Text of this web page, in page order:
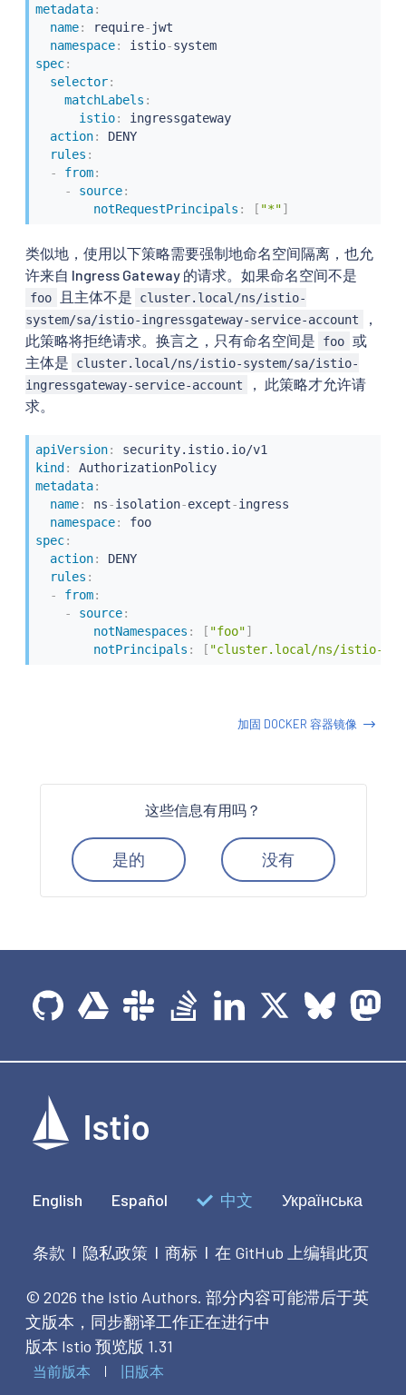
metadata:
name: require- jwt
namespace: istio-
system
spec:
selector:
matchLabels :
istio:
ingressgateway
action:
DENY
rules :
-
from:
-
source:
notRequestPrincipals : [ "*"]
类似地，使用以下策略需要强制地命名空间隔离，也允
许来自 Ingress Gateway 的请求。如果命名空间不是
foo 且主体不是
cluster.local/ns/istio-
system/sa/istio-ingressgateway-service-account
此策略将拒绝请求。换言之，只有命名空间是
foo 或
主体是
cluster.local/ns/istio-system/sa/istio-
ingressgateway-service-account
， 此策略才允许请
求。
apiVersion:
security.istio.io/v1
kind :
AuthorizationPolicy
metadata:
name: ns-isolation-except-ingress
namespace:
foo
spec:
action:
DENY
rules :
-
from:
-
source:
notNamespaces : [ "foo"]
notPrincipals : [ "cluster.local/ns/istio-
加固 DOCKER 容器镜像
这些信息有用吗？
是的 没有
English Español 中文 Українська
条款 | 隐私政策 | 商标 | 在 GitHub 上编辑此页
© 2026 the Istio Authors. 部分内容可能滞后于英
文版本，同步翻译工作正在进行中
版本 Istio 预览版 1.31
当前版本 旧版本